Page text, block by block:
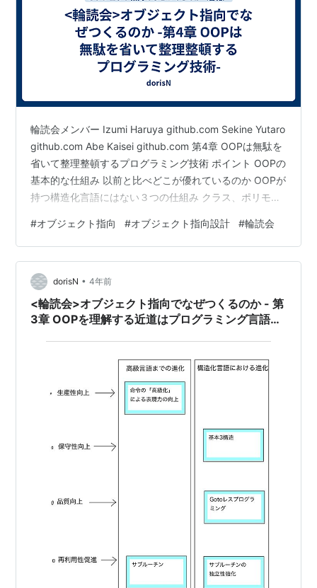
輪読会メンバー Izumi Haruya github.com Sekine Yutaro
github.com Abe Kaisei github.com 第4章 OOPは無駄を
省いて整理整頓するプログラミング技術 ポイント OOPの
基本的な仕組み 以前と比べどこが優れているのか OOPが
持つ構造化言語にはない３つの仕組み クラス、ポリモー
し、必要な機能を整理整頓する仕組み 3つの仕組みは、
構造化言語で解決できなかった「グローバル変数」と
「貧弱な再利用」という2つの問題を解決するためのもの
である 三代要素１ークラスに関わる３つの仕組み クラ
ス…
#オブジェクト指向 #オブジェクト指向設計 #輪読会
dorisN • 4年前
<輪読会>オブジェクト指向でなぜつくるのか - 第
3章 OOPを理解する近道はプログラミング言語の